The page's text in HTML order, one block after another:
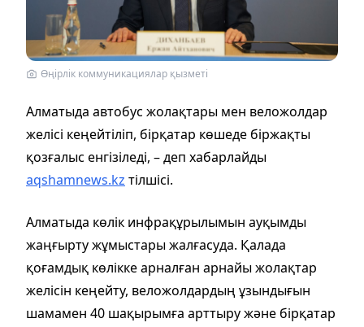
Өңірлік коммуникациялар қызметі
Алматыда автобус жолақтары мен веложолдар
желісі кеңейтіліп, бірқатар көшеде біржақты
қозғалыс енгізіледі, – деп хабарлайды
aqshamnews.kz тілшісі.
Алматыда көлік инфрақұрылымын ауқымды
жаңғырту жұмыстары жалғасуда. Қалада
қоғамдық көлікке арналған арнайы жолақтар
желісін кеңейту, веложолдардың ұзындығын
шамамен 40 шақырымға арттыру және бірқатар